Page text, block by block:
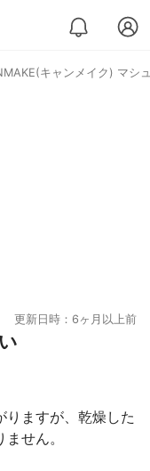
キャンメイク) マシ
更新日時：6ヶ月以上前
りますが、乾燥した
せん。